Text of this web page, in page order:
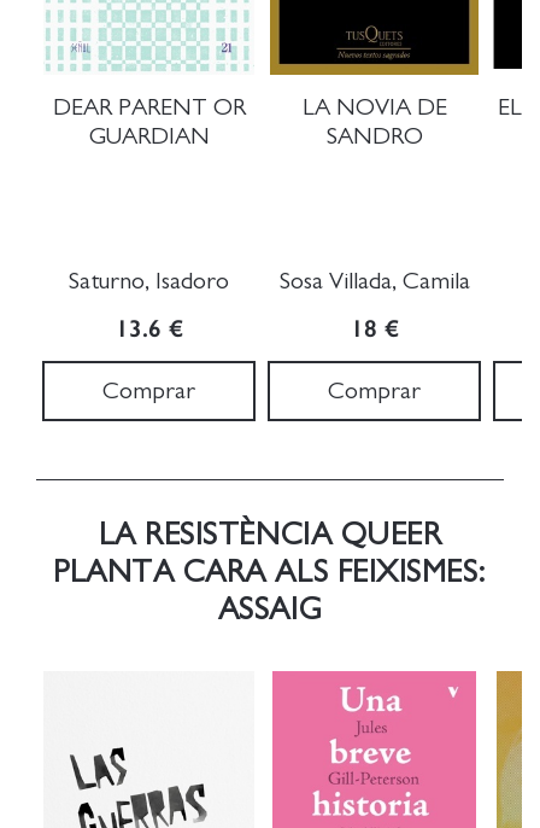
DEAR PARENT OR
GUARDIAN
Saturno, Isadoro
13.6 €
Comprar
LA NOVIA DE
SANDRO
Sosa Villada, Camila
18 €
Comprar
EL
LA RESISTÈNCIA QUEER
PLANTA CARA ALS FEIXISMES:
ASSAIG